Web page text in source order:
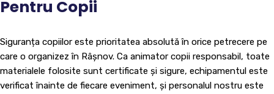
Pentru Copii
Siguranța copiilor este prioritatea absolută în orice petrecere pe
care o organizez în Râșnov. Ca animator copii responsabil, toate
materialele folosite sunt certificate și sigure, echipamentul este
verificat înainte de fiecare eveniment, și personalul nostru este